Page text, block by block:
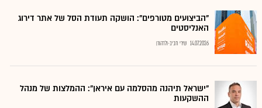
"הביצועים מטורפים": הושקה תעודת הסל של אתר דירוג
האנליסטים
14.07.2026 שירי חביב-ולדהורן
"ישראל תיהנה מהסלמה עם איראן": ההמלצות של מנהל
ההשקעות